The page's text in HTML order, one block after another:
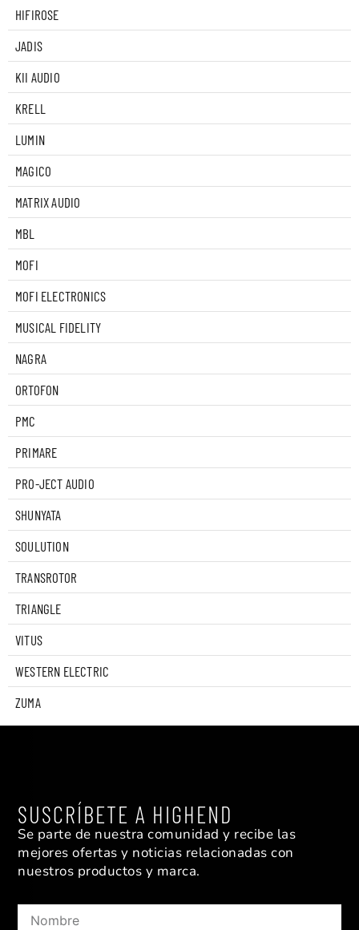
HIFIROSE
JADIS
KII AUDIO
KRELL
LUMIN
MAGICO
MATRIX AUDIO
MBL
MOFI
MOFI ELECTRONICS
MUSICAL FIDELITY
NAGRA
ORTOFON
PMC
PRIMARE
PRO-JECT AUDIO
SHUNYATA
SOULUTION
TRANSROTOR
TRIANGLE
VITUS
WESTERN ELECTRIC
ZUMA
SUSCRÍBETE A HIGHEND
Se parte de nuestra comunidad y recibe las
mejores ofertas y noticias relacionadas con
nuestros productos y marca.